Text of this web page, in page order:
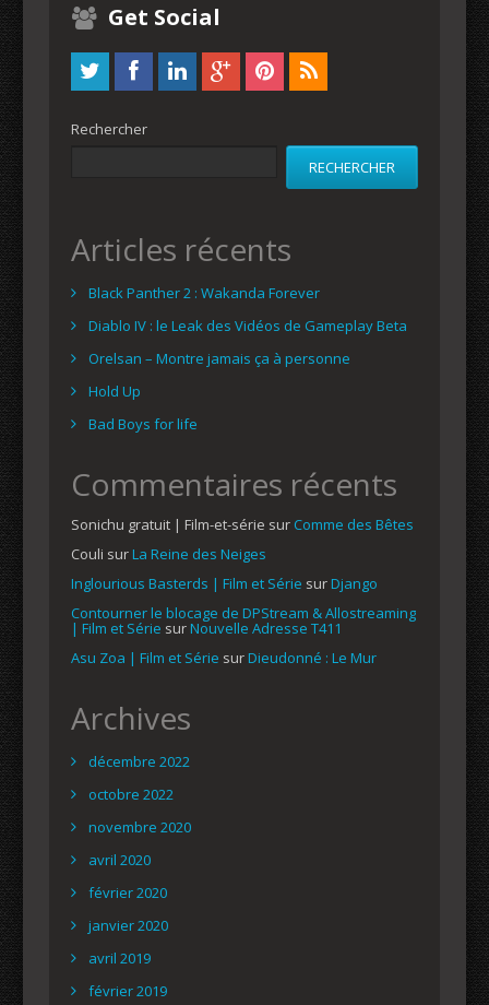
Get Social
Rechercher
RECHERCHER
Articles récents
Black Panther 2 : Wakanda Forever
Diablo IV : le Leak des Vidéos de Gameplay Beta
Orelsan – Montre jamais ça à personne
Hold Up
Bad Boys for life
Commentaires récents
Sonichu gratuit | Film-et-série sur Comme des Bêtes
Couli surLa Reine des Neiges
Inglourious Basterds | Film et Série surDjango
Contourner le blocage de DPStream & Allostreaming
| Film et Série surNouvelle Adresse T411
Asu Zoa | Film et Série surDieudonné : Le Mur
Archives
décembre 2022
octobre 2022
novembre 2020
avril 2020
février 2020
janvier 2020
avril 2019
février 2019